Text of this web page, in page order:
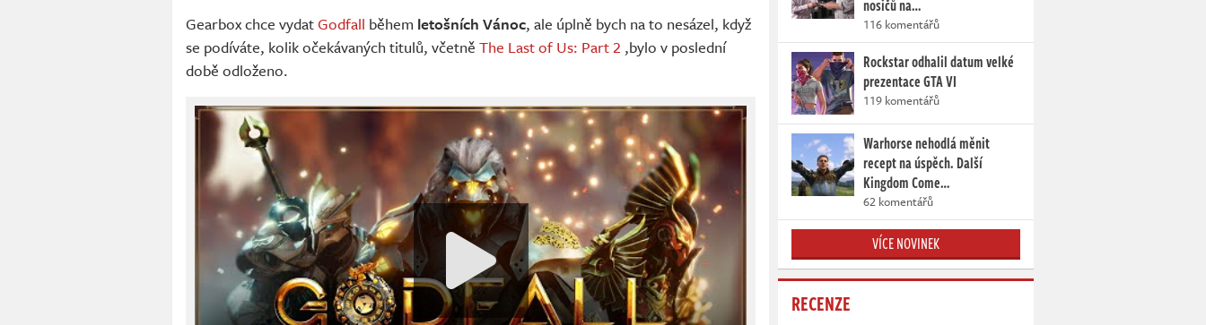
Gearbox chce vydatGodfall během letošních Vánoc, ale úplně bych na to nesázel, když
se podíváte, kolik očekávaných titulů, včetně The Last of Us: Part 2 ,bylo v poslední
době odloženo.
nosičů na…
116 komentářů
Rockstar odhalil datum velké
prezentace GTA VI
119 komentářů
Warhorse nehodlá měnit
recept na úspěch. Další
Kingdom Come…
62 komentářů
VÍCE NOVINEK
RECENZE